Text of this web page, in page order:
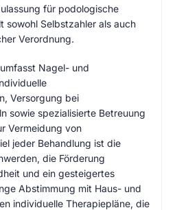
für podologische
sowohl Selbstzahler als auch
Verordnung.
Nagel- und
Versorgung bei
sowie spezialisierte Betreuung
Vermeidung von
jeder Behandlung ist die
die Förderung
und ein gesteigertes
Abstimmung mit Haus- und
individuelle Therapiepläne, die